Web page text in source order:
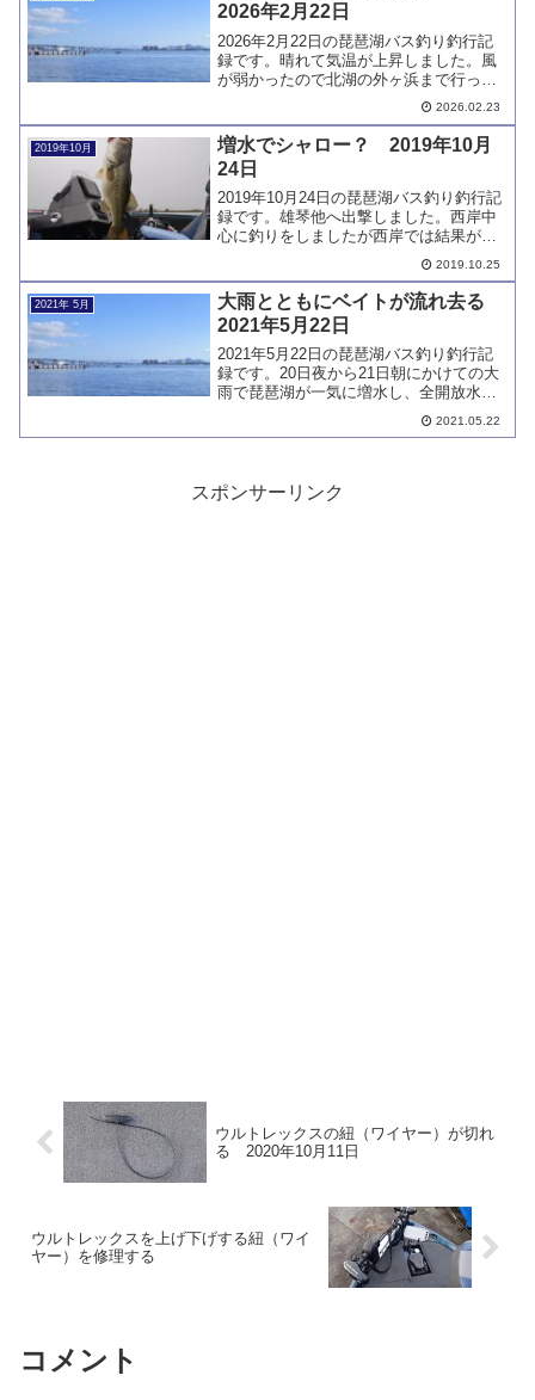
2026年2月22日
2026年2月22日の琵琶湖バス釣り釣行記
録です。晴れて気温が上昇しました。風
が弱かったので北湖の外ヶ浜まで行って
みました。思っていたほど魚は見当たら
ず何も釣れませんでした。午後の南湖は
南風が吹きスイムジグを巻き倒して無反
応です。
2026.02.23
2019年10月
増水でシャロー？ 2019年10月
24日
2019年10月24日の琵琶湖バス釣り釣行記
録です。雄琴他へ出撃しました。西岸中
心に釣りをしましたが西岸では結果が出
ませんでした。終了間際、なんとか赤野
井でいいサイズをキャッチできました。
2019.10.25
2021年 5月
大雨とともにベイトが流れ去る
2021年5月22日
2021年5月22日の琵琶湖バス釣り釣行記
録です。20日夜から21日朝にかけての大
雨で琵琶湖が一気に増水し、全開放水と
なっています。濁りもあちこちに出てい
ます。私が入ったエリアではベイトがい
2021.05.22
スポンサーリンク
ウルトレックスの紐（ワイヤー）が切れ
る 2020年10月11日
ウルトレックスを上げ下げする紐（ワイ
ヤー）を修理する
コメント